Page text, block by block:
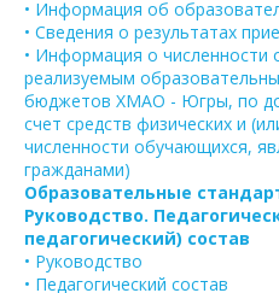
• Информация об
• Сведения о результатах
• Информация о численности
реализуемым
бюджетов ХМАО - Югры, по
счет средств физических и
численности обучающихся,
гражданами)
Образовательные
Руководство.
педагогический) состав
• Руководство
• Педагогический состав